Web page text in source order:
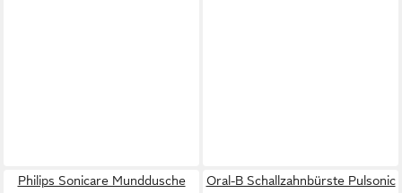
Philips Sonicare Munddusche
Oral-B Schallzahnbürste Pulsonic